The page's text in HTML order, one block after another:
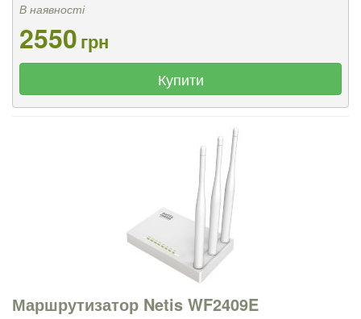
В наявності
2550грн
Купити
Маршрутизатор Netis WF2409E